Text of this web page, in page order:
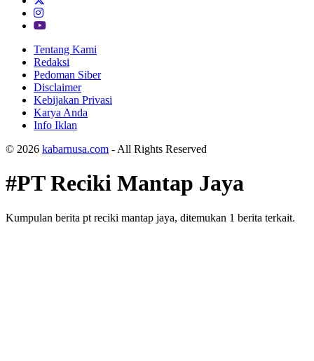
Tentang Kami
Redaksi
Pedoman Siber
Disclaimer
Kebijakan Privasi
Karya Anda
Info Iklan
© 2026 kabarnusa.com - All Rights Reserved
#PT Reciki Mantap Jaya
Kumpulan berita pt reciki mantap jaya, ditemukan 1 berita terkait.